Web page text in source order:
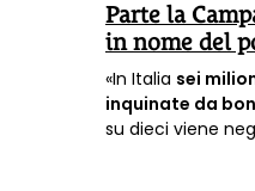
Parte la
in nome del
«In Italia sei
inquinate da
su dieci viene